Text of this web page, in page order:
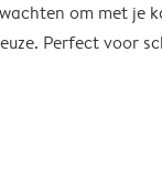
om met je
Perfect voor